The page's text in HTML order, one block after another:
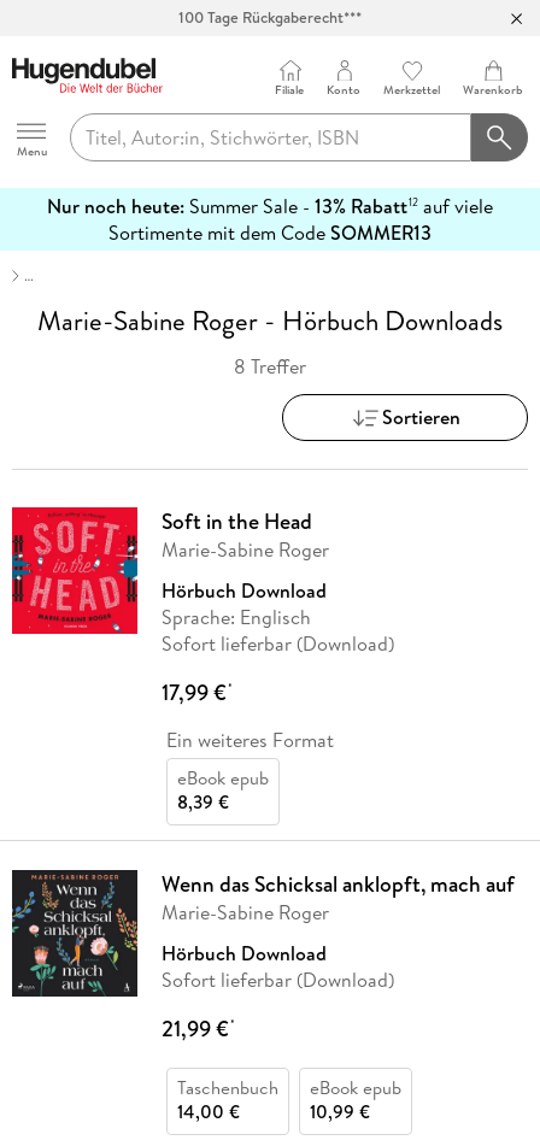
100 Tage Rückgaberecht***
Hugendubel
Menu
Filiale Konto Merkzettel Warenkorb
Nur noch heute: Summer Sale - 13% Rabatt12 auf viele
Sortimente mit dem CodeSOMMER13
erfahren
…
Marie-Sabine Roger - Hörbuch Downloads
8 Treffer
Sortieren
Soft in the Head
Marie-Sabine Roger
Hörbuch Download
Sprache: Englisch
Sofort lieferbar (Download)
17,99 €*
Ein weiteres Format
eBook epub
8,39 €
Wenn das Schicksal anklopft, mach auf
Marie-Sabine Roger
Hörbuch Download
Sofort lieferbar (Download)
21,99 €*
Taschenbuch
14,00 €
eBook epub
10,99 €